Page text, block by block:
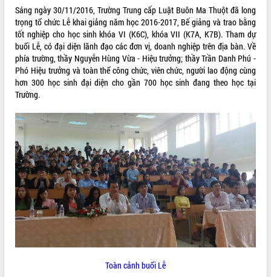
SỞ, BAN, NGÀNH
UBND CÁC XÃ, PHƯỜNG
THÔNG TIN CHỈ ĐẠO ĐIỀU HÀNH
HỆ THỐNG VĂN BẢN
ĐIỂM TIN VĂN BẢN
QUY HOẠCH - KẾ HOẠCH
Sáng ngày 30/11/2016, Trường Trung cấp Luật Buôn Ma Thuột đã long
trọng tổ chức Lễ khai giảng năm học 2016-2017, Bế giảng và trao bằng
tốt nghiệp cho học sinh khóa VI (K6C), khóa VII (K7A, K7B). Tham dự
buổi Lễ, có đại diện lãnh đạo các đơn vị, doanh nghiệp trên địa bàn. Về
phía trường, thầy Nguyễn Hùng Vừa - Hiệu trưởng; thầy Trần Danh Phú -
Phó Hiệu trưởng và toàn thể công chức, viên chức, người lao động cùng
hơn 300 học sinh đại diện cho gần 700 học sinh đang theo học tại
Trường.
Toàn cảnh buổi Lễ